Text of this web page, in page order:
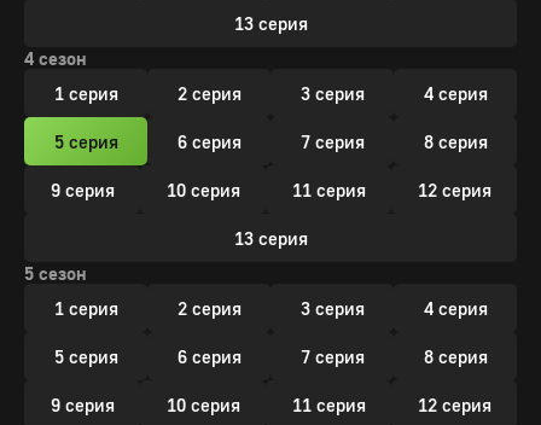
13 серия
4 сезон
1 серия
2 серия 3 серия 4 серия
5 серия 6 серия 7 серия 8 серия
9 серия 10 серия 11 серия 12 серия
13 серия
5 сезон
1 серия
2 серия 3 серия 4 серия
5 серия 6 серия 7 серия 8 серия
9 серия 10 серия 11 серия
12 серия